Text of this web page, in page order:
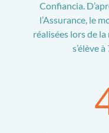
Confiancia.
l’Assurance, le
réalisées lors de
s’élève